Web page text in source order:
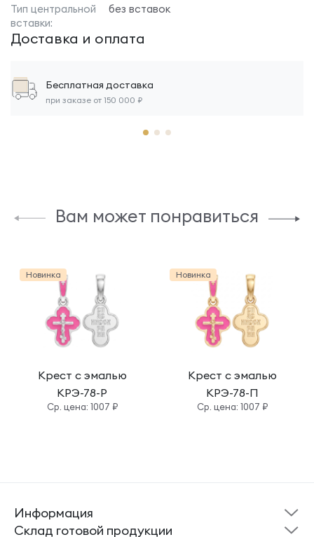
Тип центральной
вставки:
без вставок
Доставка и оплата
Бесплатная доставка
при заказе от 150 000 ₽
Вам может понравиться
Новинка
Крест с эмалью
КРЭ-78-Р
Cр. цена: 1007 ₽
Новинка
Крест с эмалью
КРЭ-78-П
Cр. цена: 1007 ₽
Информация
Склад готовой
продукции
Cклад готовой продукции
Кресты Ложки